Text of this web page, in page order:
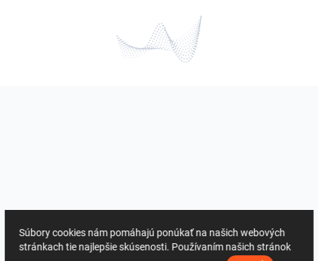
Súbory cookies nám pomáhajú ponúkať na našich webových
stránkach tie najlepšie skúsenosti. Používaním našich stránok